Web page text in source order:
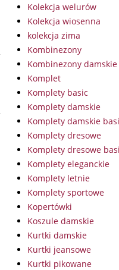
Kolekcja welurów
Kolekcja wiosenna
kolekcja zima
Kombinezony
Kombinezony damskie
Komplet
Komplety basic
Komplety damskie
Komplety damskie
Komplety dresowe
Komplety dresowe
Komplety eleganckie
Komplety letnie
Komplety sportowe
Kopertówki
Koszule damskie
Kurtki damskie
Kurtki jeansowe
Kurtki pikowane